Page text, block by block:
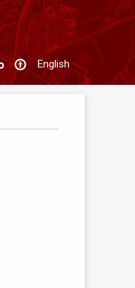
English